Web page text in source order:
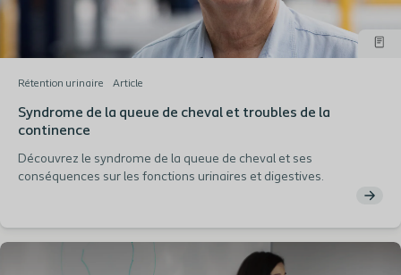
Rétention urinaire Article
Syndrome de la queue de cheval et troubles de la
continence
Découvrez le syndrome de la queue de cheval et ses
conséquences sur les fonctions urinaires et digestives.